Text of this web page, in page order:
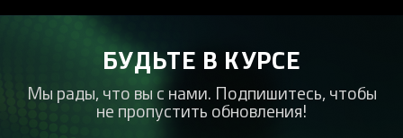
БУДЬТЕ В КУРСЕ
Мы рады, что вы с нами. Подпишитесь, чтобы
не пропустить обновления!